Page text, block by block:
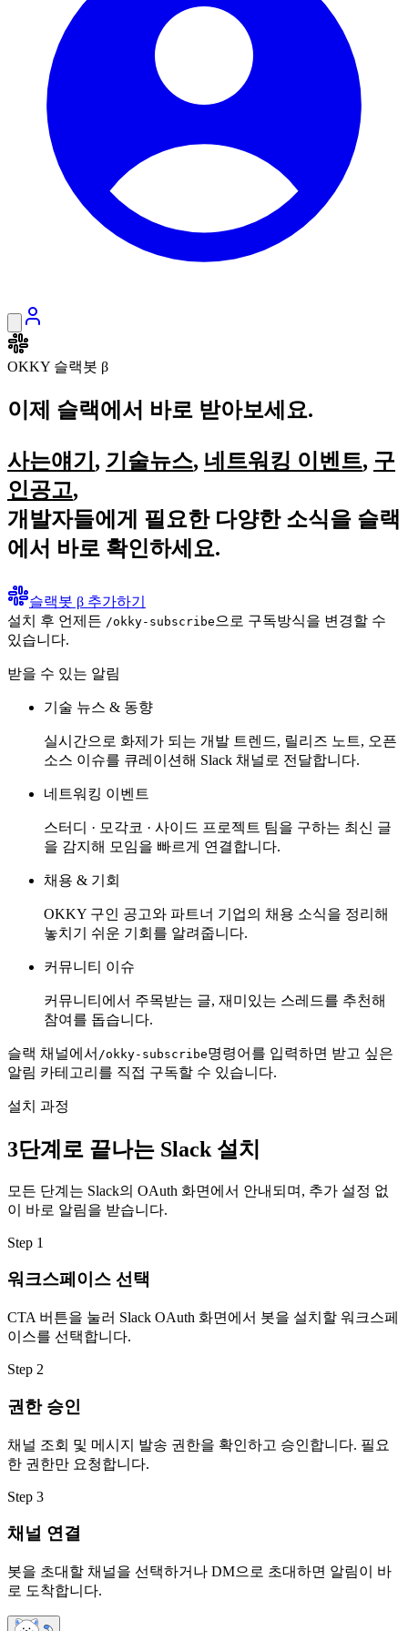
OKKY 슬랙봇 β
이제 슬랙에서 바로 받아보세요.
사는얘기 , 기술뉴스, 네트워킹 이벤트, 구
인공고,
개발자들에게 필요한 다양한 소식을 슬랙
에서 바로 확인하세요.
슬랙봇 β 추가하기
설치 후 언제든 /okky-subscribe 으로 구독방식을 변경할 수
있습니다.
받을 수 있는 알림
기술 뉴스 & 동향
실시간으로 화제가 되는 개발 트렌드, 릴리즈 노트, 오픈
소스 이슈를 큐레이션해 Slack 채널로 전달합니다.
네트워킹 이벤트
스터디 · 모각코 · 사이드 프로젝트 팀을 구하는 최신 글
을 감지해 모임을 빠르게 연결합니다.
채용 & 기회
OKKY 구인 공고와 파트너 기업의 채용 소식을 정리해
놓치기 쉬운 기회를 알려줍니다.
커뮤니티 이슈
커뮤니티에서 주목받는 글, 재미있는 스레드를 추천해
참여를 돕습니다.
슬랙 채널에서 /okky-subscribe명령어를 입력하면 받고 싶은
알림 카테고리를 직접 구독할 수 있습니다.
설치 과정
3단계로 끝나는 Slack 설치
모든 단계는 Slack의 OAuth 화면에서 안내되며, 추가 설정 없
이 바로 알림을 받습니다.
Step 1
워크스페이스 선택
CTA 버튼을 눌러 Slack OAuth 화면에서 봇을 설치할 워크스페
이스를 선택합니다.
Step 2
권한 승인
채널 조회 및 메시지 발송 권한을 확인하고 승인합니다. 필요
한 권한만 요청합니다.
Step 3
채널 연결
봇을 초대할 채널을 선택하거나 DM으로 초대하면 알림이 바
로 도착합니다.